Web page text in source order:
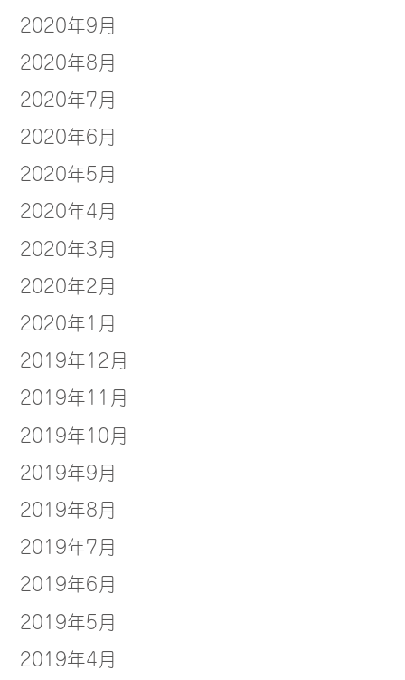
2020年9月
2020年8月
2020年7月
2020年6月
2020年5月
2020年4月
2020年3月
2020年2月
2020年1月
2019年12月
2019年11月
2019年10月
2019年9月
2019年8月
2019年7月
2019年6月
2019年5月
2019年4月